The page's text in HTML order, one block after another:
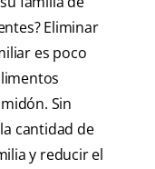
Eliminar
es poco
Sin
cantidad de
y reducir el